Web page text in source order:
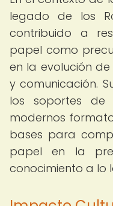
legado de los
contribuido a
papel como
en la evolución
y comunicación.
los soportes de
modernos
bases para
papel en la
conocimiento a lo